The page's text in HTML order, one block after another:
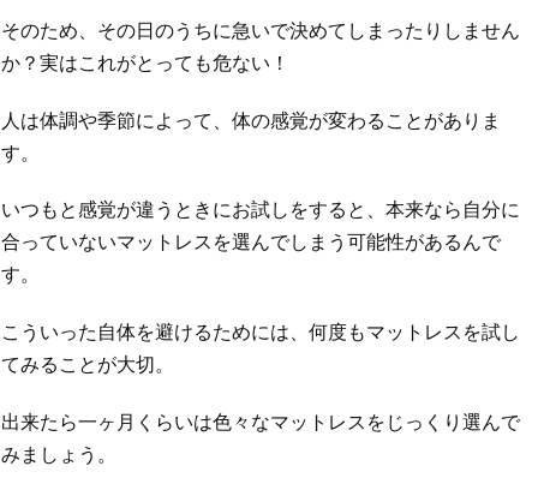
そのため、その日のうちに急いで決めてしまったりしません
か？実はこれがとっても危ない！
人は体調や季節によって、体の感覚が変わることがありま
す。
いつもと感覚が違うときにお試しをすると、本来なら自分に
合っていないマットレスを選んでしまう可能性があるんで
す。
こういった自体を避けるためには、何度もマットレスを試し
てみることが大切。
出来たら一ヶ月くらいは色々なマットレスをじっくり選んで
みましょう。